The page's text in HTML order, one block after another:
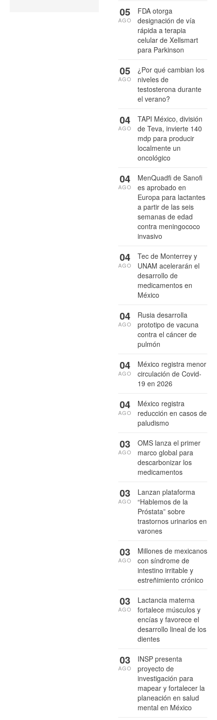
FDA otorga
designación de vía
rápida a terapia
celular de Xellsmart
para Parkinson
05
AGO
¿Por qué cambian los
niveles de
testosterona durante
el verano?
05
AGO
TAPI México, división
de Teva, invierte 140
mdp para producir
localmente un
oncológico
04
AGO
MenQuadfi de Sanofi
es aprobado en
Europa para lactantes
a partir de las seis
semanas de edad
contra meningococo
invasivo
04
AGO
Tec de Monterrey y
UNAM acelerarán el
desarrollo de
medicamentos en
México
04
AGO
Rusia desarrolla
prototipo de vacuna
contra el cáncer de
pulmón
04
AGO
México registra menor
circulación de Covid-
19 en 2026
04
AGO
México registra
reducción en casos de
paludismo
04
AGO
OMS lanza el primer
marco global para
descarbonizar los
medicamentos
03
AGO
Lanzan plataforma
“Hablemos de la
Próstata” sobre
trastornos urinarios en
varones
03
AGO
Millones de mexicanos
con síndrome de
intestino irritable y
estreñimiento crónico
03
AGO
Lactancia materna
fortalece músculos y
encías y favorece el
desarrollo lineal de los
dientes
03
AGO
INSP presenta
proyecto de
investigación para
mapear y fortalecer la
planeación en salud
mental en México
03
AGO